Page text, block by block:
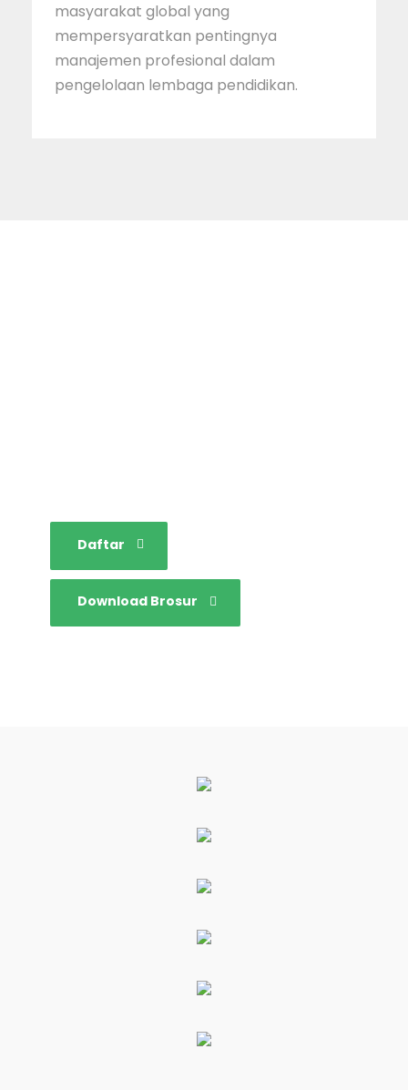
masyarakat global yang
mempersyaratkan pentingnya
manajemen profesional dalam
pengelolaan lembaga pendidikan.
Daftar
Download Brosur